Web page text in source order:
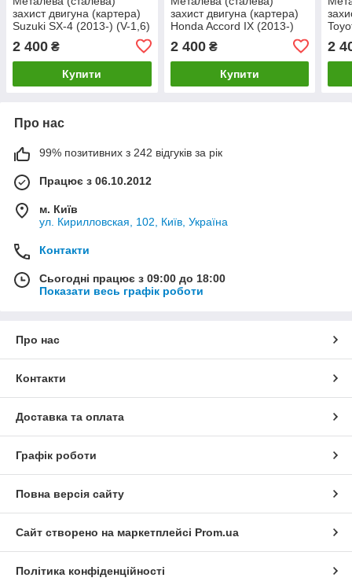
захист двигуна (картера)
Suzuki SX-4 (2013-) (V-1,6)
2 400 ₴
Купити
захист двигуна (картера)
Honda Accord IX (2013-)
2 400₴
Купити
2
Про нас
99% позитивних з 242 відгуків за рік
Працює з 06.10.2012
м. Київ
ул. Кирилловская, 102, Київ, Україна
Контакти
Сьогодні працює з 09:00 до 18:00
Показати весь графік роботи
Про нас
Контакти
Доставка та оплата
Графік роботи
Повна версія сайту
Сайт створено на маркетплейсі Prom.ua
Політика конфіденційності